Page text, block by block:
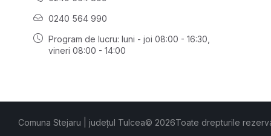
0240 564 990
Program de lucru: luni - joi 08:00 - 16:30,
vineri 08:00 - 14:00
Comuna Stejaru | județul Tulcea© 2026Toate drepturile